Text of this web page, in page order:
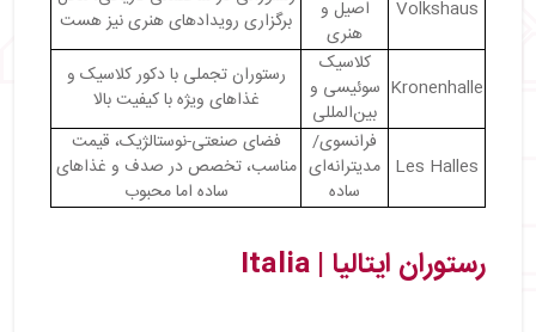
Volkshaus
اصیل و
هنری
برگزاری رویدادهای هنری نیز هست
Kronenhalle
کلاسیک
سوئیسی و
بین‌المللی
رستوران تجملی با دکور کلاسیک و
غذاهای ویژه با کیفیت بالا
Les Halles
فرانسوی/
مدیترانه‌ای
ساده
فضای صنعتی-نوستالژیک، قیمت
مناسب، تخصص در صدف و غذاهای
ساده اما محبوب
رستوران ایتالیا | Italia